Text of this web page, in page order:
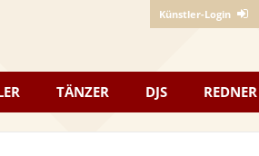
Künstler-Login
TÄNZER DJS REDNER